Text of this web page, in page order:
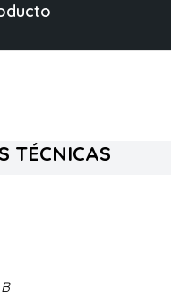
TÉCNICAS
B